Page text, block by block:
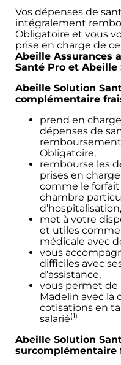
Vos dépenses de
intégralement
Obligatoire et vous
prise en charge de
Abeille Assurances
Santé Pro et Abeille
Abeille Solution
complémentaire
prend en
dépenses de
Obligatoire,
rembourse les
prises en
comme le
chambre
d’hospitalisation,
met à votre
et utiles
médicale avec
vous
difficiles avec
d’assistance,
vous permet de
Madelin avec la
cotisations en
salarié(1)
Abeille Solution
surcomplémentaire